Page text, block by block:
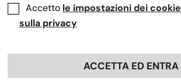
Profili Professionali:
Accetto le impostazioni dei cookie
sulla privacy
ACCETTA ED ENTRA